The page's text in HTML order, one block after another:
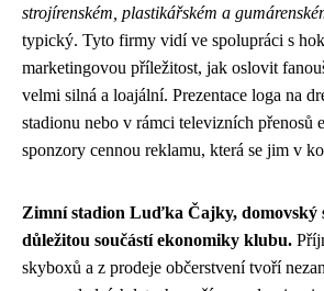
strojírenském, plastikářském a
typický. Tyto firmy vidí ve spolupráci s
marketingovou příležitost, jak oslovit
velmi silná a loajální. Prezentace loga na
stadionu nebo v rámci televizních přenosů
sponzory cennou reklamu, která se jim v
Zimní stadion Luďka Čajky, domovský
důležitou součástí ekonomiky klubu.
skyboxů a z prodeje občerstvení tvoří